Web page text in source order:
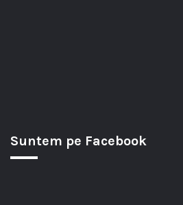
Suntem pe Facebook